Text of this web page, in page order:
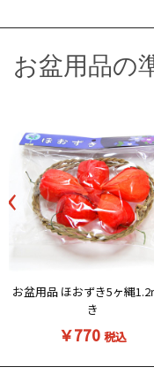
お盆用品の
‹
お盆用品 ほおずき5ヶ縄1.2
き
￥770 税込